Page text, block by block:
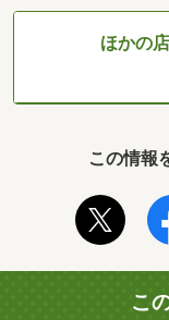
ほかの
この情報
こ